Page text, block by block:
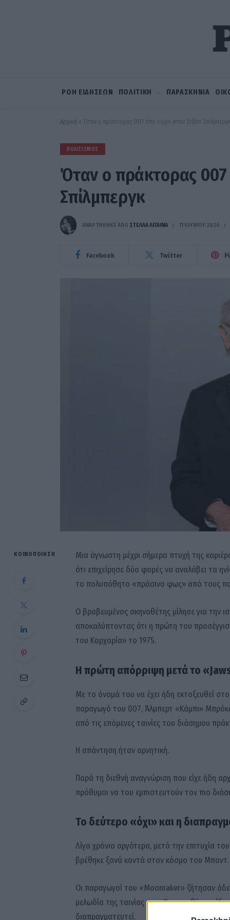
ΡΟΗ ΕΙΔΗΣΕΩΝ ΠΟΛΙΤΙΚΗ ΠΑΡΑΣΚΗΝΙΑ
Αρχική » Όταν ο πράκτορας 007 είπε «όχι» στον Στίβεν Σπίλμπεργκ
ΠΟΛΙΤΙΣΜΌΣ
Όταν ο πράκτορας 007
Σπίλμπεργκ
ΑΝΑΡΤΗΘΗΚΕ ΑΠΟ ΣΤΈΛΛΑ ΛΊΤΑΙΝΑ 11 ΙΟΥΝΊΟΥ 2026
Facebook Twitter
ΚΟΙΝΟΠΟΊΗΣΗ
Μια άγνωστη μέχρι σήμερα πτυχή της
ότι επιχείρησε δύο φορές να αναλάβει τα
το πολυπόθητο «πράσινο φως» από τους
Ο βραβευμένος σκηνοθέτης μίλησε για
αποκαλύπτοντας ότι η πρώτη του
του Καρχαρία» το 1975.
Η πρώτη απόρριψη μετά το
Με το όνομά του να έχει ήδη εκτοξευθεί
παραγωγό του 007, Άλμπερτ «Κάμπι»
από τις επόμενες ταινίες του διάσημου
Η απάντηση ήταν αρνητική.
Παρά τη διεθνή αναγνώριση που είχε ήδη
πρόθυμοι να του εμπιστευτούν τον πιο
Το δεύτερο «όχι» και η
Λίγα χρόνια αργότερα, μετά την επιτυχία
βρέθηκε ξανά κοντά στον κόσμο του Μποντ.
Οι παραγωγοί του «Moonraker» ζήτησαν
μελωδία της ταινίας του. Ο σκηνοθέτης είδε
διαπραγματευτεί.